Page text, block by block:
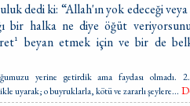
dedi ki: “Allah'ın yok edeceği
bir halka ne diye öğüt
beyan etmek için ve bir de
yerine getirdik ama faydası olmadı.
uyarak; o buyruklarla, kötü ve zararlı şeylere...